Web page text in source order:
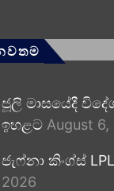
ජූලි මාසයේදී
ඉහළට August 6,
ජැෆ්නා කිංග්ස්
2026